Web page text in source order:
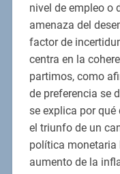
nivel de empleo o
amenaza del
factor de
centra en la
partimos, como
de preferencia se
se explica por qué
el triunfo de un
política monetaria
aumento de la